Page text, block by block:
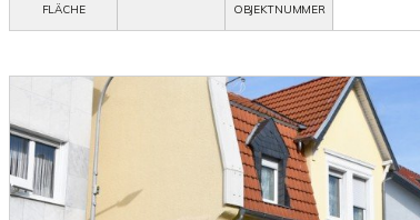
FLÄCHE
OBJEKTNUMMER